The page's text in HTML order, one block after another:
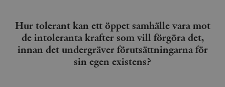
Hur tolerant kan ett öppet samhälle vara mot
de intoleranta krafter som vill förgöra det,
innan det undergräver förutsättningarna för
sin egen existens?